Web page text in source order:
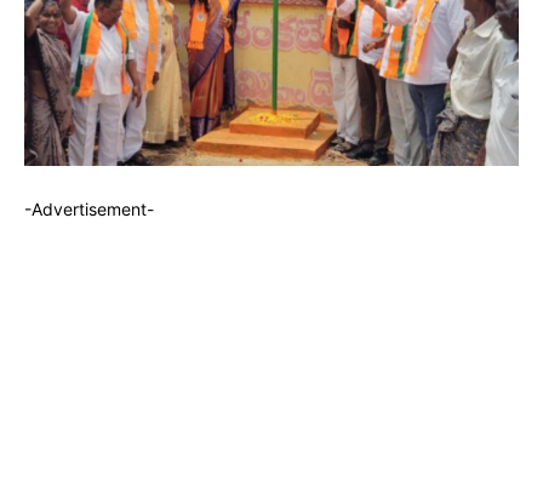
-Advertisement-